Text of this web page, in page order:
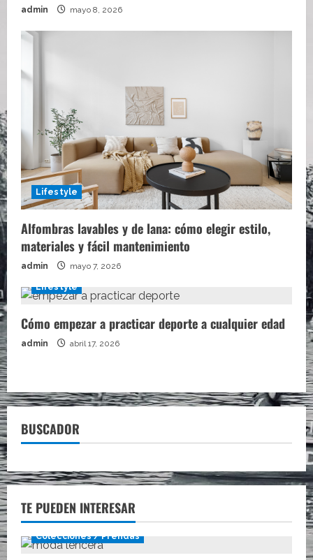
admin mayo 8, 2026
Lifestyle
Alfombras lavables y de lana: cómo elegir estilo,
materiales y fácil mantenimiento
admin mayo 7, 2026
Lifestyle
Cómo empezar a practicar deporte a cualquier edad
admin abril 17, 2026
BUSCADOR
TE PUEDEN INTERESAR
Colecciones / Prendas